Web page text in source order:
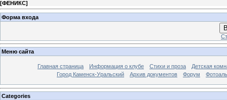
[ФЕНИКС]
Форма входа
Меню сайта
Главная страница Информация о клубе Стихи и проза
Детская
Город Каменск-Уральский
Архив документов Форум
Categories